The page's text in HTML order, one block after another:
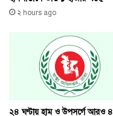
২ hours ago
২৪ ঘণ্টায় হাম ও উপসর্গে আরও ৪